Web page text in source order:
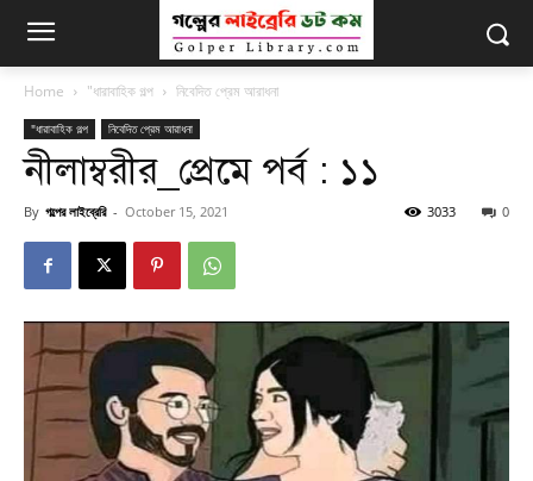
Home "ধারাবাহিক গল্প নিবেদিত প্রেম আরাধনা
"ধারাবাহিক গল্প নিবেদিত প্রেম আরাধনা
নীলাম্বরীর_প্রেমে পর্ব : ১১
By গল্পের লাইব্রেরি - October 15, 2021 0
3033